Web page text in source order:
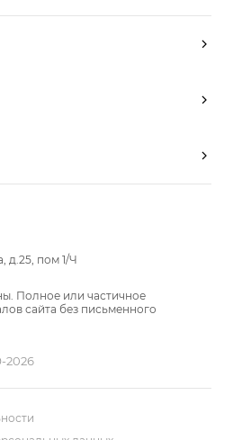
д.25, пом 1/Ч
Полное или частичное
сайта без письменного